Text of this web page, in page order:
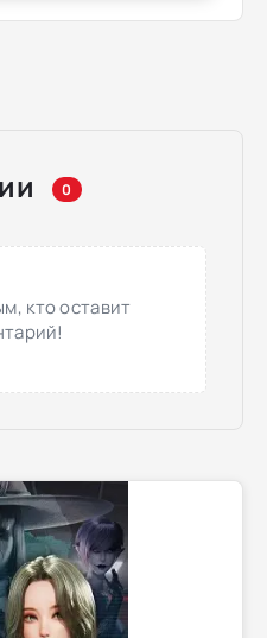
0
кто оставит